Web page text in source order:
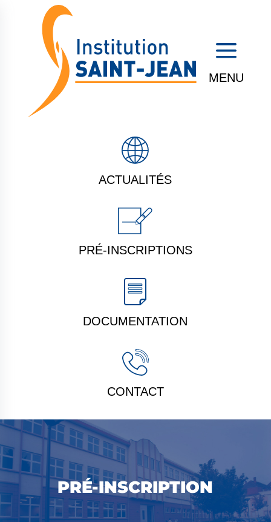
a
ACTUALITÉS
PRÉ-INSCRIPTIONS
DOCUMENTATION
CONTACT
PRÉ-INSCRIPTION